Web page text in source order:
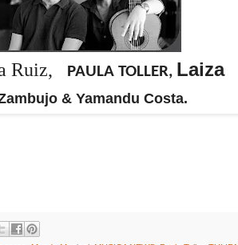
Ruiz, PAULA TOLLER, Laiza
& Yamandu Costa.